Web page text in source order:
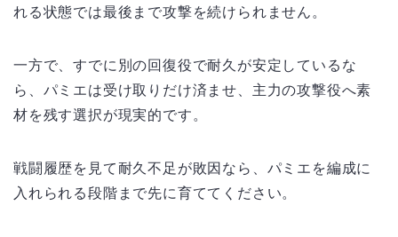
れる状態では最後まで攻撃を続けられません。
一方で、すでに別の回復役で耐久が安定しているな
ら、パミエは受け取りだけ済ませ、主力の攻撃役へ素
材を残す選択が現実的です。
戦闘履歴を見て耐久不足が敗因なら、パミエを編成に
入れられる段階まで先に育ててください。